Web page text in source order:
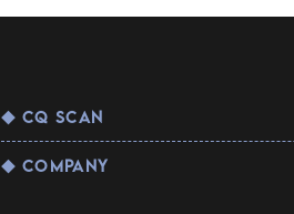
◆ CQ SCAN
◆ COMPANY